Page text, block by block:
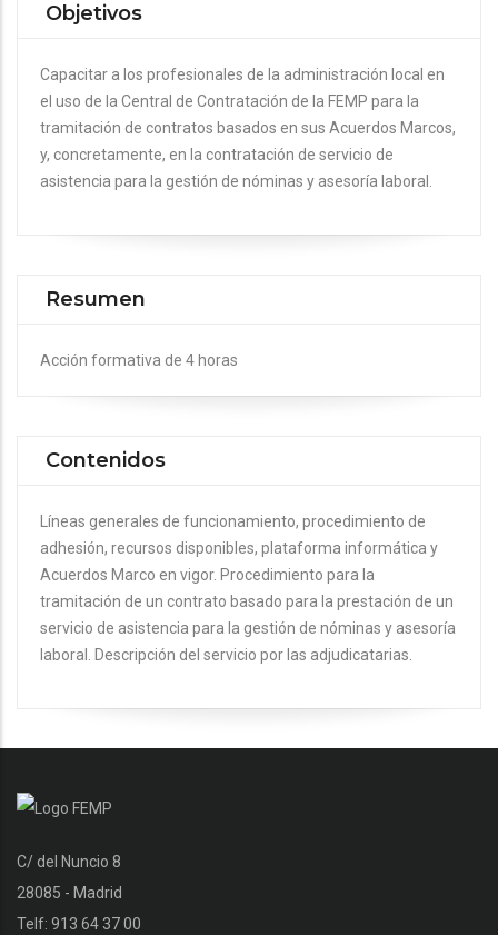
Objetivos
Capacitar a los profesionales de la administración local en
el uso de la Central de Contratación de la FEMP para la
tramitación de contratos basados en sus Acuerdos Marcos,
y, concretamente, en la contratación de servicio de
asistencia para la gestión de nóminas y asesoría laboral.
Resumen
Acción formativa de 4 horas
Contenidos
Líneas generales de funcionamiento, procedimiento de
adhesión, recursos disponibles, plataforma informática y
Acuerdos Marco en vigor. Procedimiento para la
tramitación de un contrato basado para la prestación de un
servicio de asistencia para la gestión de nóminas y asesoría
laboral. Descripción del servicio por las adjudicatarias.
C/ del Nuncio 8
28085 - Madrid
Telf: 913 64 37 00